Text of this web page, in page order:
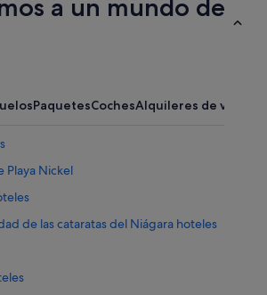
a un mundo de
PaquetesCochesAlquileres de
Playa Nickel
de las cataratas del Niágara hoteles